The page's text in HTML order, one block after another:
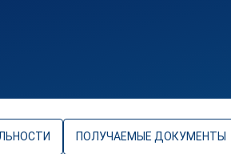
ПОЛУЧАЕМЫЕ ДОКУМЕНТЫ